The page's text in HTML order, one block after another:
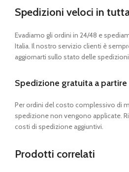
Spedizioni veloci in
Evadiamo gli ordini in 24/48 e
Italia. Il nostro servizio clienti è
aggiornarti sullo stato delle
Spedizione gratuita a
Per ordini del costo complessivo di
spedizione non vengono applicate.
costi di spedizione aggiuntivi.
Prodotti correlati